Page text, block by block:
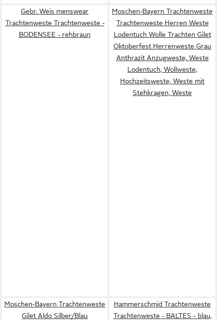
Gebr. Weis menswear
Trachtenweste Trachtenweste -
BODENSEE - rehbraun
Moschen-Bayern Trachtenweste
Trachtenweste Herren Weste
Lodentuch Wolle Trachten Gilet
Oktoberfest Herrenweste Grau
Anthrazit Anzugweste, Weste
Lodentuch, Wollweste,
Hochzeitsweste, Weste mit
Stehkragen, Weste
Moschen-Bayern Trachtenweste
Gilet Aldo Silber/Blau
Hammerschmid Trachtenweste
Trachtenweste - BALTES - blau,